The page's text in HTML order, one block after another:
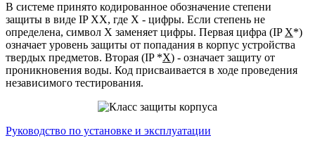
В системе принято кодированное обозначение степени
защиты в виде IP XX, где X - цифры. Если степень не
определена, символ X заменяет цифры. Первая цифра (IPX*)
означает уровень защиты от попадания в корпус устройства
твердых предметов. Вторая (IP *X) - означает защиту от
проникновения воды. Код присваивается в ходе проведения
независимого тестирования.
Руководство по установке и эксплуатации